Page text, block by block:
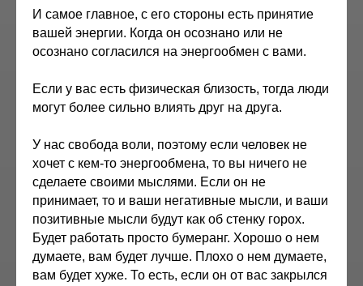
И самое главное, с его стороны есть принятие
вашей энергии. Когда он осознано или не
осознано согласился на энергообмен с вами.
Если у вас есть физическая близость, тогда люди
могут более сильно влиять друг на друга.
У нас свобода воли, поэтому если человек не
хочет с кем-то энергообмена, то вы ничего не
сделаете своими мыслями. Если он не
принимает, то и ваши негативные мысли, и ваши
позитивные мысли будут как об стенку горох.
Будет работать просто бумеранг. Хорошо о нем
думаете, вам будет лучше. Плохо о нем думаете,
вам будет хуже. То есть, если он от вас закрылся